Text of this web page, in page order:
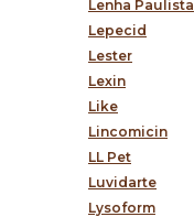
Lenha Paulista
Lepecid
Lester
Lexin
Like
Lincomicin
LL Pet
Luvidarte
Lysoform